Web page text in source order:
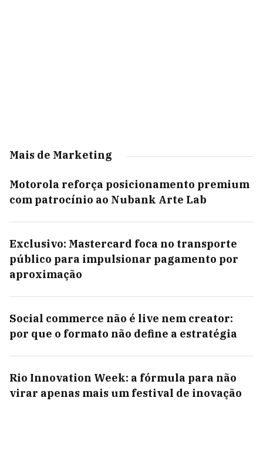
Mais de Marketing
Motorola reforça posicionamento premium
com patrocínio ao Nubank Arte Lab
Exclusivo: Mastercard foca no transporte
público para impulsionar pagamento por
aproximação
Social commerce não é live nem creator:
por que o formato não define a estratégia
Rio Innovation Week: a fórmula para não
virar apenas mais um festival de inovação